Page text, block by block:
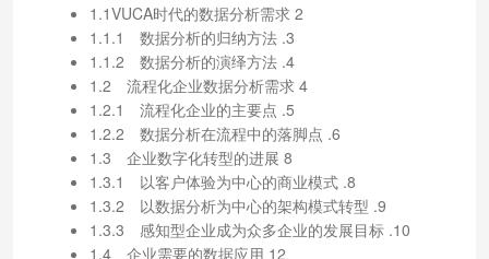
1.1VUCA时代的数据分析需求 2
1.1.1 数据分析的归纳方法 .3
1.1.2 数据分析的演绎方法 .4
1.2 流程化企业数据分析需求 4
1.2.1 流程化企业的主要点 .5
1.2.2 数据分析在流程中的落脚点 .6
1.3 企业数字化转型的进展 8
1.3.1 以客户体验为中心的商业模式 .8
1.3.2 以数据分析为中心的架构模式转型 .9
1.3.3 感知型企业成为众多企业的发展目标 .10
1.4 企业需要的数据应用 12